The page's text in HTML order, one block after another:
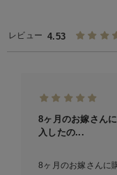
レビュー 4.53
8ヶ月のお嫁さん
入したの...
8ヶ月のお嫁さんに